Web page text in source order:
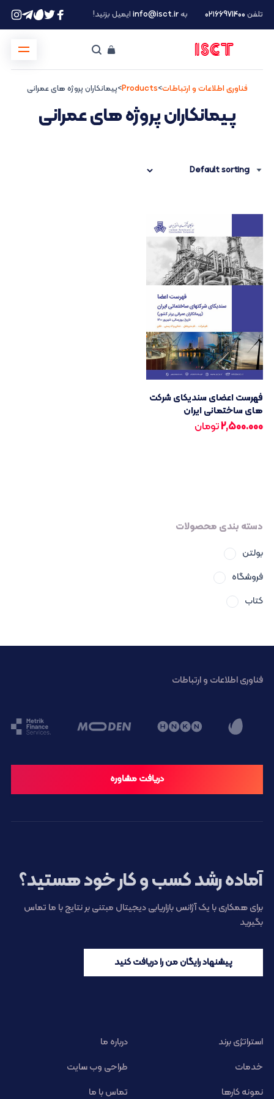
تلفن ۰۲۱66971400 بهinfo@isct.irایمیل بزنید!
فناوری اطلاعات و ارتباطات>
Products
>پیمانکاران پروژه های عمرانی
پیمانکاران پروژه های عمرانی
فهرست اعضای سندیکای شرکت
های ساختمانی ایران
2,500.000تومان
دسته بندی محصولات
بولتن
فروشگاه
کتاب
فناوری اطلاعات و ارتباطات
دریافت مشاوره
آماده رشد کسب و کار خود هستید؟
برای همکاری با یک آژانس بازاریابی دیجیتال مبتنی بر نتایج با ما تماس
بگیرید
پیشنهاد رایگان من را دریافت کنید
استراتژی برند
درباره ما
خدمات
طراحی وب سایت
نمونه کارها
تماس با ما